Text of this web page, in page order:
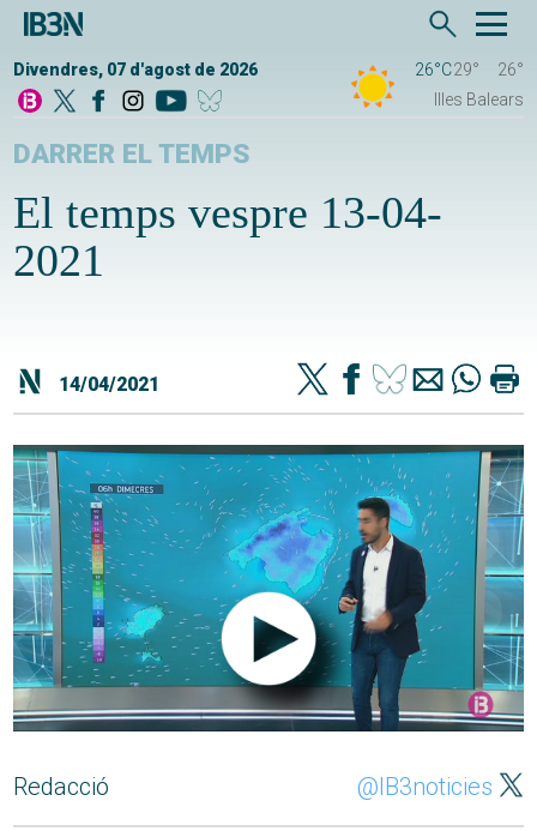
Divendres, 07 d'agost de 2026 26°C29°
26°
Illes Balears
DARRER EL TEMPS
El temps vespre 13-04-
2021
14/04/2021
Redacció @IB3noticies